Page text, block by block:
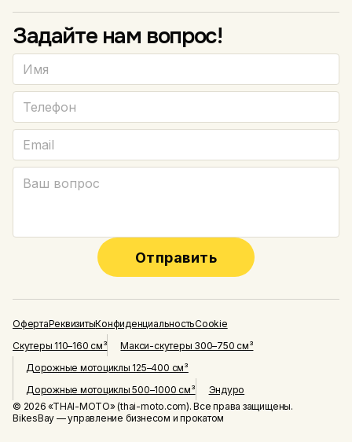
Задайте нам вопрос!
Отправить
ОфертаРеквизитыКонфиденциальностьCookie
Скутеры 110–160 см³
Макси-скутеры 300–750 см³
Дорожные мотоциклы 125–400 см³
Дорожные мотоциклы 500–1000 см³
Эндуро
© 2026 «THAI-MOTO» (thai-moto.com). Все права защищены.
BikesBay — управление бизнесом и прокатом